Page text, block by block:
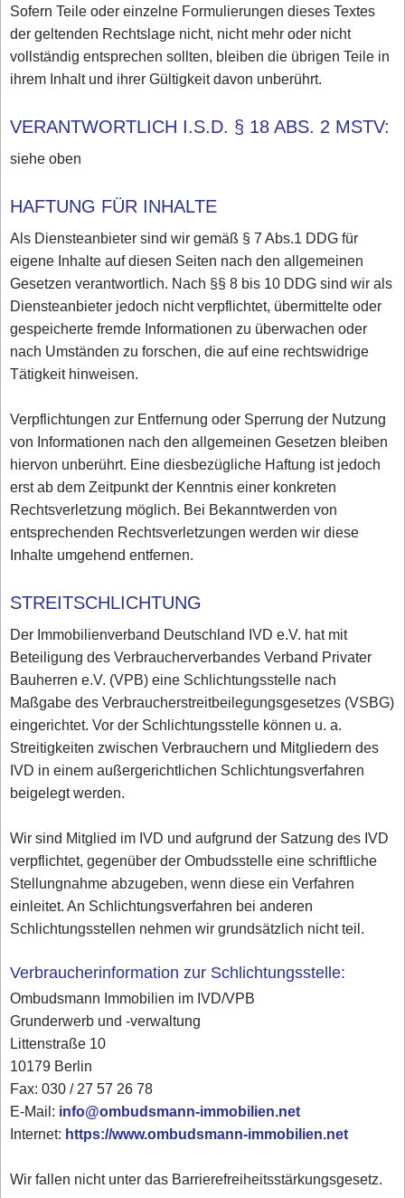
Sofern Teile oder einzelne Formulierungen dieses Textes
der geltenden Rechtslage nicht, nicht mehr oder nicht
vollständig entsprechen sollten, bleiben die übrigen Teile in
ihrem Inhalt und ihrer Gültigkeit davon unberührt.
VERANTWORTLICH I.S.D. § 18 ABS. 2 MSTV:
siehe oben
HAFTUNG FÜR INHALTE
Als Diensteanbieter sind wir gemäß § 7 Abs.1 DDG für
eigene Inhalte auf diesen Seiten nach den allgemeinen
Gesetzen verantwortlich. Nach §§ 8 bis 10 DDG sind wir als
Diensteanbieter jedoch nicht verpflichtet, übermittelte oder
gespeicherte fremde Informationen zu überwachen oder
nach Umständen zu forschen, die auf eine rechtswidrige
Tätigkeit hinweisen.
Verpflichtungen zur Entfernung oder Sperrung der Nutzung
von Informationen nach den allgemeinen Gesetzen bleiben
hiervon unberührt. Eine diesbezügliche Haftung ist jedoch
erst ab dem Zeitpunkt der Kenntnis einer konkreten
Rechtsverletzung möglich. Bei Bekanntwerden von
entsprechenden Rechtsverletzungen werden wir diese
Inhalte umgehend entfernen.
STREITSCHLICHTUNG
Der Immobilienverband Deutschland IVD e.V. hat mit
Beteiligung des Verbraucherverbandes Verband Privater
Bauherren e.V. (VPB) eine Schlichtungsstelle nach
Maßgabe des Verbraucherstreitbeilegungsgesetzes (VSBG)
eingerichtet. Vor der Schlichtungsstelle können u. a.
Streitigkeiten zwischen Verbrauchern und Mitgliedern des
IVD in einem außergerichtlichen Schlichtungsverfahren
beigelegt werden.
Wir sind Mitglied im IVD und aufgrund der Satzung des IVD
verpflichtet, gegenüber der Ombudsstelle eine schriftliche
Stellungnahme abzugeben, wenn diese ein Verfahren
einleitet. An Schlichtungsverfahren bei anderen
Schlichtungsstellen nehmen wir grundsätzlich nicht teil.
Verbraucherinformation zur Schlichtungsstelle:
Ombudsmann Immobilien im IVD/VPB
Grunderwerb und -verwaltung
Littenstraße 10
10179 Berlin
Fax: 030 / 27 57 26 78
E-Mail: info@ombudsmann-immobilien.net
Internet: https://www.ombudsmann-immobilien.net
Wir fallen nicht unter das Barrierefreiheitsstärkungsgesetz.